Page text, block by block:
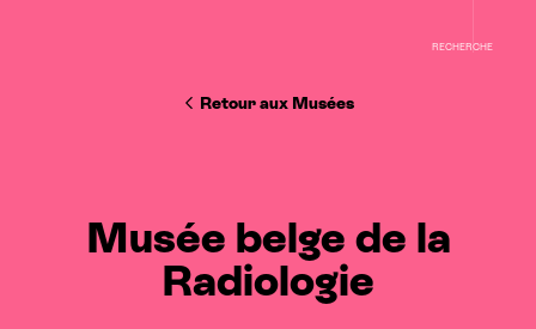
RECHERCHE
Retour aux Musées
Musée belge de la
Radiologie